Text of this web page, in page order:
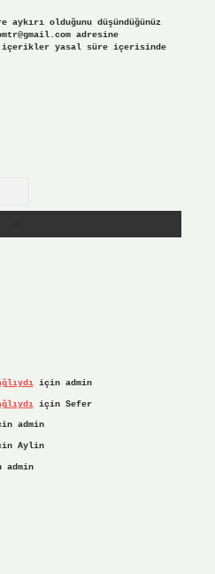
aykırı olduğunu düşündüğünüz
adresine
yasal süre içerisinde
için admin
için Sefer
admin
Aylin
admin